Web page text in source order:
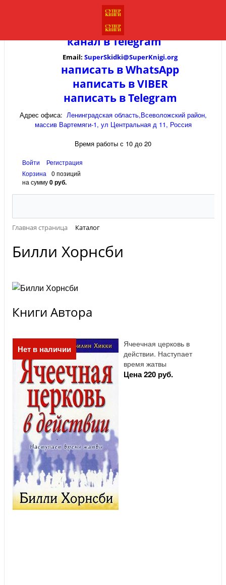
канал вTelegram
Email: SuperSkidki@SuperKnigi.org
написать в WhatsApp
написать в VIBER
написать в Telegram
Адрес офиса: Ленинградская область,Всеволожский район,
массив Вартемяги-1, ул Центральная д 11, Россия
Время работы с 10 до 20
Войти
Регистрация
Корзина
0 позиций
на сумму0 руб.
Главная страница Каталог
Билли Хорнсби
Книги Автора
Нет в наличии
Ячеечная церковь в
действии. Наступает
время жатвы
Цена 220 руб.